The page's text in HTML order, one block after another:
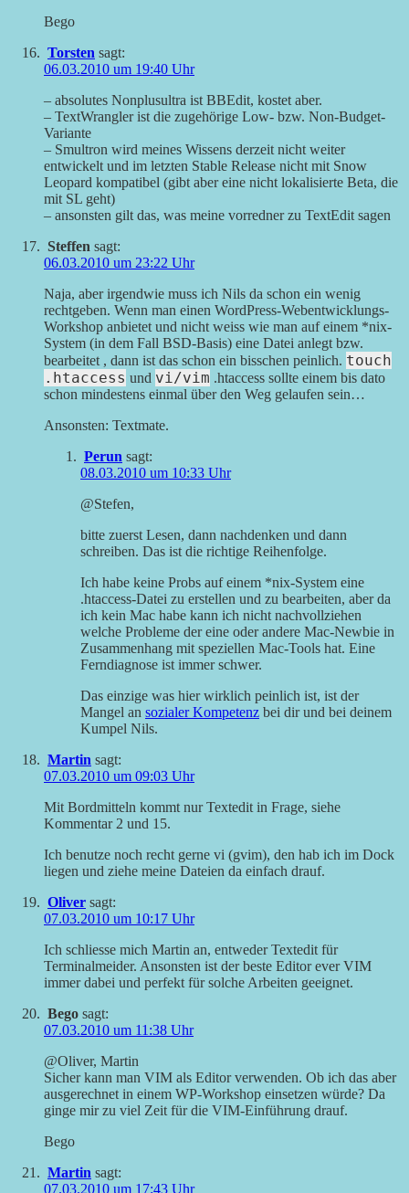
Bego
Torsten sagt:
06.03.2010 um 19:40 Uhr
– absolutes Nonplusultra ist BBEdit, kostet aber.
– TextWrangler ist die zugehörige Low- bzw. Non-Budget-
Variante
– Smultron wird meines Wissens derzeit nicht weiter
entwickelt und im letzten Stable Release nicht mit Snow
Leopard kompatibel (gibt aber eine nicht lokalisierte Beta, die
mit SL geht)
– ansonsten gilt das, was meine vorredner zu TextEdit sagen
Steffen sagt:
06.03.2010 um 23:22 Uhr
Naja, aber irgendwie muss ich Nils da schon ein wenig
rechtgeben. Wenn man einen WordPress-Webentwicklungs-
Workshop anbietet und nicht weiss wie man auf einem *nix-
System (in dem Fall BSD-Basis) eine Datei anlegt bzw.
bearbeitet , dann ist das schon ein bisschen peinlich. touch
.htaccess und vi/vim .htaccess sollte einem bis dato
schon mindestens einmal über den Weg gelaufen sein…
Ansonsten: Textmate.
Perun sagt:
08.03.2010 um 10:33 Uhr
@Stefen,
bitte zuerst Lesen, dann nachdenken und dann
schreiben. Das ist die richtige Reihenfolge.
Ich habe keine Probs auf einem *nix-System eine
.htaccess-Datei zu erstellen und zu bearbeiten, aber da
ich kein Mac habe kann ich nicht nachvollziehen
welche Probleme der eine oder andere Mac-Newbie in
Zusammenhang mit speziellen Mac-Tools hat. Eine
Ferndiagnose ist immer schwer.
Das einzige was hier wirklich peinlich ist, ist der
Mangel an sozialer Kompetenz bei dir und bei deinem
Kumpel Nils.
Martin sagt:
07.03.2010 um 09:03 Uhr
Mit Bordmitteln kommt nur Textedit in Frage, siehe
Kommentar 2 und 15.
Ich benutze noch recht gerne vi (gvim), den hab ich im Dock
liegen und ziehe meine Dateien da einfach drauf.
Oliver sagt:
07.03.2010 um 10:17 Uhr
Ich schliesse mich Martin an, entweder Textedit für
Terminalmeider. Ansonsten ist der beste Editor ever VIM
immer dabei und perfekt für solche Arbeiten geeignet.
Bego sagt:
07.03.2010 um 11:38 Uhr
@Oliver, Martin
Sicher kann man VIM als Editor verwenden. Ob ich das aber
ausgerechnet in einem WP-Workshop einsetzen würde? Da
ginge mir zu viel Zeit für die VIM-Einführung drauf.
Bego
Martin sagt:
07.03.2010 um 17:43 Uhr